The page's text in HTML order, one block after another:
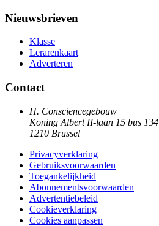
Nieuwsbrieven
Klasse
Lerarenkaart
Adverteren
Contact
H. Consciencegebouw
Koning Albert II-laan 15 bus 134
1210 Brussel
Privacyverklaring
Gebruiksvoorwaarden
Toegankelijkheid
Abonnementsvoorwaarden
Advertentiebeleid
Cookieverklaring
Cookies aanpassen